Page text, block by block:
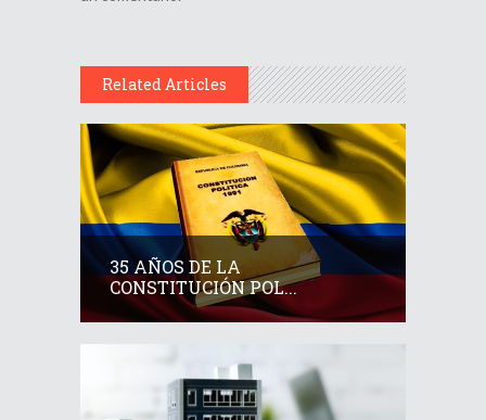
Related Articles
35 AÑOS DE LA
CONSTITUCIÓN POL...